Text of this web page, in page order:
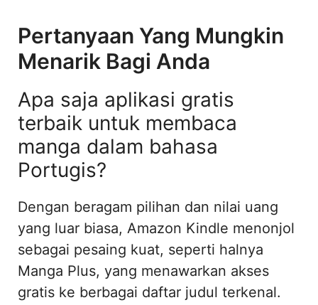
Pertanyaan Yang Mungkin
Menarik Bagi Anda
Apa saja aplikasi gratis
terbaik untuk membaca
manga dalam bahasa
Portugis?
Dengan beragam pilihan dan nilai uang
yang luar biasa, Amazon Kindle menonjol
sebagai pesaing kuat, seperti halnya
Manga Plus, yang menawarkan akses
gratis ke berbagai daftar judul terkenal.